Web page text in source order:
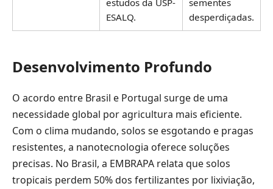
estudos da USP-
ESALQ.
sementes
desperdiçadas.
Desenvolvimento Profundo
O acordo entre Brasil e Portugal surge de uma
necessidade global por agricultura mais eficiente.
Com o clima mudando, solos se esgotando e pragas
resistentes, a nanotecnologia oferece soluções
precisas. No Brasil, a EMBRAPA relata que solos
tropicais perdem 50% dos fertilizantes por lixiviação,